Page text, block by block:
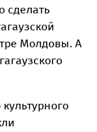
сделать
Молдовы. А